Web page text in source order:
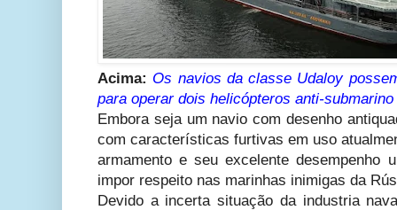
Acima: Os navios da classe Udaloy
para operar dois helicópteros anti-
Embora seja um navio com desenho
com características furtivas em uso
armamento e seu excelente desempenho
impor respeito nas marinhas inimigas da
Devido a incerta situação da industria